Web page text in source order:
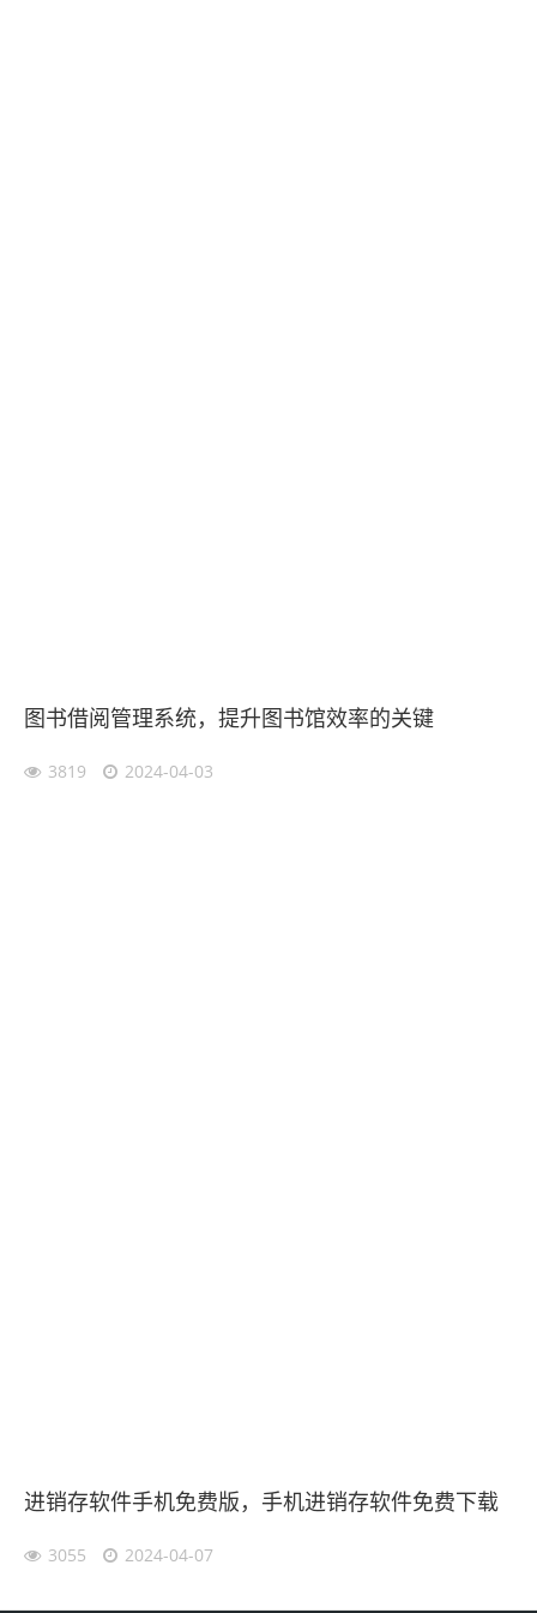
图书借阅管理系统，提升图书馆效率的关键
3819 2024-04-03
进销存软件手机免费版，手机进销存软件免费下载
3055 2024-04-07